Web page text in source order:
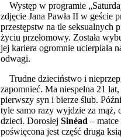
Występ w programie
zdjęcie Jana Pawła II w geście
przestępstw na tle seksualnych
życiu przełomowy. Została
jej kariera ogromnie ucierpiała
odwagi.
Trudne dzieciństwo i
zapomnieć. Ma niespełna 21
pierwszy syn i bierze ślub.
tyle samo razy wyjdzie za mąż,
dzieci. Dorosłej Sinéad –
poświęcona jest część druga